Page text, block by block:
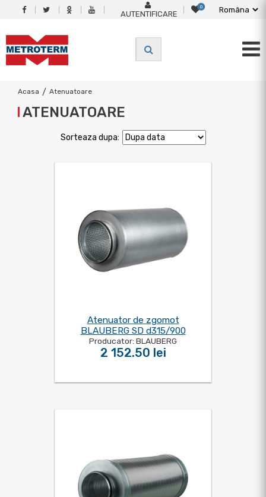
AUTENTIFICARE
0
Acasa / Atenuatoare
ATENUATOARE
Sorteaza dupa:
Atenuator de zgomot
BLAUBERG SD d315/900
Producator: BLAUBERG
2 152.50 lei